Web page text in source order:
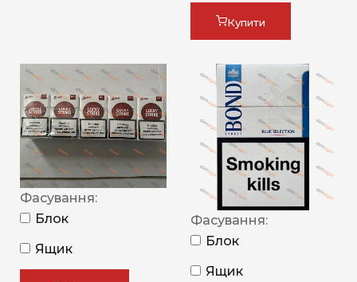
Купити
Фасування:
Блок
Ящик
Фасування:
Блок
Ящик